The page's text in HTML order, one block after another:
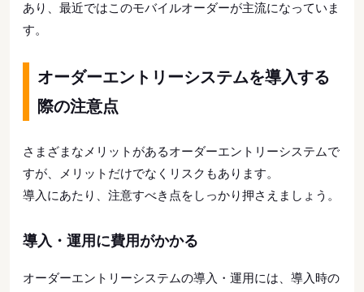
あり、最近ではこのモバイルオーダーが主流になっていま
す。
オーダーエントリーシステムを導入する
際の注意点
さまざまなメリットがあるオーダーエントリーシステムで
すが、メリットだけでなくリスクもあります。
導入にあたり、注意すべき点をしっかり押さえましょう。
導入・運用に費用がかかる
オーダーエントリーシステムの導入・運用には、導入時の